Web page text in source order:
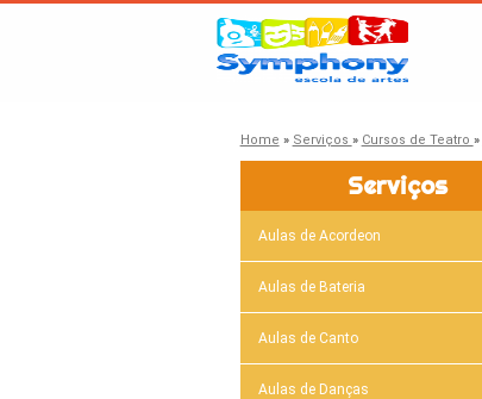
Home » Serviços » Cursos de Teatro »
Serviços
Aulas de Acordeon
Aulas de Bateria
Aulas de Canto
Aulas de Danças